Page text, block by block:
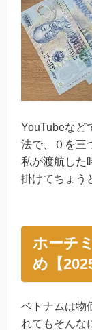
YouTubeなど
法で、０を三
私が渡航した
掛けてちょう
ホーチ
め【
ベトナムは物
れてもそんな